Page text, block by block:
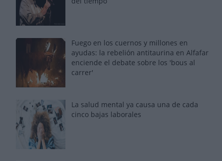
Fuego en los cuernos y millones en
ayudas: la rebelión antitaurina en Alfafar
enciende el debate sobre los 'bous al
carrer'
La salud mental ya causa una de cada
cinco bajas laborales